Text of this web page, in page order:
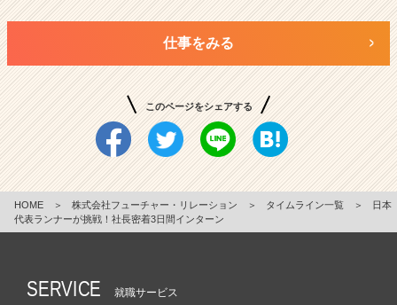
仕事をみる
このページをシェアする
HOME ＞ 株式会社フューチャー・リレーション ＞ タイムライン一覧 ＞
日本
代表ランナーが挑戦！社長密着3日間インターン
SERVICE 就職サービス